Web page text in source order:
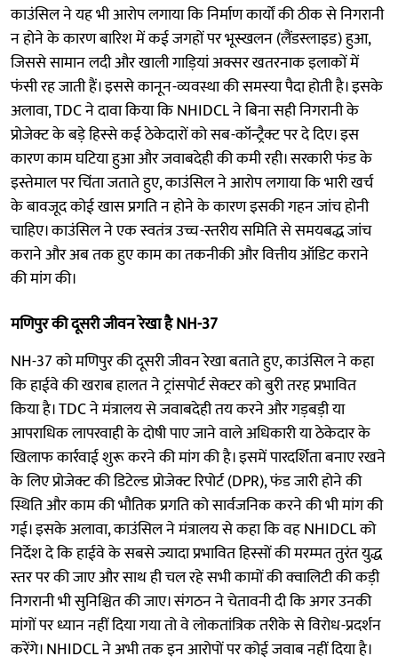
काउंसिल ने यह भी आरोप लगाया कि निर्माण कार्यों की ठीक से निगरानी
न होने के कारण बारिश में कई जगहों पर भूस्खलन (लैंडस्लाइड) हुआ,
जिससे सामान लदी और खाली गाड़ियां अक्सर खतरनाक इलाकों में
फंसी रह जाती हैं। इससे कानून-व्यवस्था की समस्या पैदा होती है। इसके
अलावा, TDC ने दावा किया कि NHIDCL ने बिना सही निगरानी के
प्रोजेक्ट के बड़े हिस्से कई ठेकेदारों को सब-कॉन्ट्रैक्ट पर दे दिए। इस
कारण काम घटिया हुआ और जवाबदेही की कमी रही। सरकारी फंड के
इस्तेमाल पर चिंता जताते हुए, काउंसिल ने आरोप लगाया कि भारी खर्च
के बावजूद कोई खास प्रगति न होने के कारण इसकी गहन जांच होनी
चाहिए। काउंसिल ने एक स्वतंत्र उच्च-स्तरीय समिति से समयबद्ध जांच
कराने और अब तक हुए काम का तकनीकी और वित्तीय ऑडिट कराने
की मांग की।
मणिपुर की दूसरी जीवन रेखा है NH-37
NH-37 को मणिपुर की दूसरी जीवन रेखा बताते हुए, काउंसिल ने कहा
कि हाईवे की खराब हालत ने ट्रांसपोर्ट सेक्टर को बुरी तरह प्रभावित
किया है। TDC ने मंत्रालय से जवाबदेही तय करने और गड़बड़ी या
आपराधिक लापरवाही के दोषी पाए जाने वाले अधिकारी या ठेकेदार के
खिलाफ कार्रवाई शुरू करने की मांग की है। इसमें पारदर्शिता बनाए रखने
के लिए प्रोजेक्ट की डिटेल्ड प्रोजेक्ट रिपोर्ट (DPR), फंड जारी होने की
स्थिति और काम की भौतिक प्रगति को सार्वजनिक करने की भी मांग की
गई। इसके अलावा, काउंसिल ने मंत्रालय से कहा कि वह NHIDCL को
निर्देश दे कि हाईवे के सबसे ज्यादा प्रभावित हिस्सों की मरम्मत तुरंत युद्ध
स्तर पर की जाए और साथ ही चल रहे सभी कामों की क्वालिटी की कड़ी
निगरानी भी सुनिश्चित की जाए। संगठन ने चेतावनी दी कि अगर उनकी
मांगों पर ध्यान नहीं दिया गया तो वे लोकतांत्रिक तरीके से विरोध-प्रदर्शन
करेंगे। NHIDCL ने अभी तक इन आरोपों पर कोई जवाब नहीं दिया है।